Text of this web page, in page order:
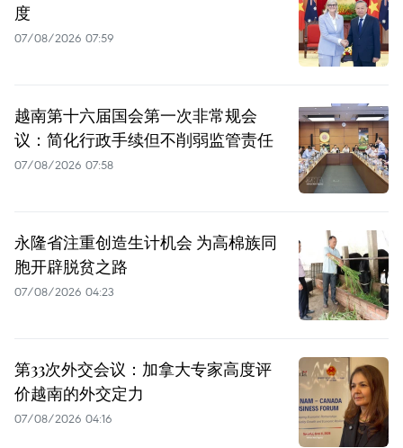
度
07/08/2026 07:59
越南第十六届国会第一次非常规会
议：简化行政手续但不削弱监管责任
07/08/2026 07:58
永隆省注重创造生计机会 为高棉族同
胞开辟脱贫之路
07/08/2026 04:23
第33次外交会议：加拿大专家高度评
价越南的外交定力
07/08/2026 04:16